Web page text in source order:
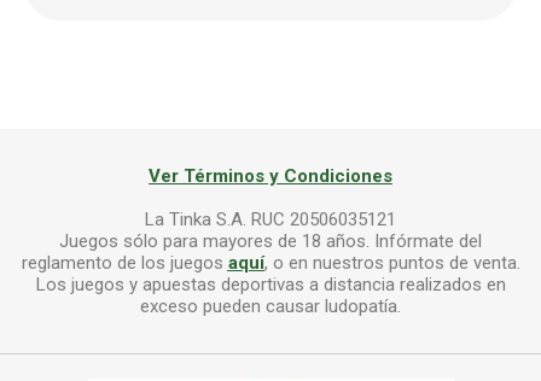
Ver Términos y Condiciones
La Tinka S.A. RUC 20506035121
Juegos sólo para mayores de 18 años. Infórmate del
reglamento de los juegos aquí, o en nuestros puntos de venta.
Los juegos y apuestas deportivas a distancia realizados en
exceso pueden causar ludopatía.